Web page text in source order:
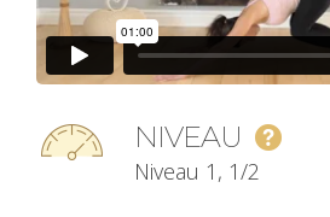
NIVEAU
Niveau 1, 1/2